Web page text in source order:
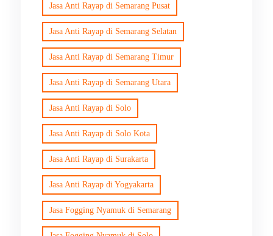
Jasa Anti Rayap di Semarang Pusat
Jasa Anti Rayap di Semarang Selatan
Jasa Anti Rayap di Semarang Timur
Jasa Anti Rayap di Semarang Utara
Jasa Anti Rayap di Solo
Jasa Anti Rayap di Solo Kota
Jasa Anti Rayap di Surakarta
Jasa Anti Rayap di Yogyakarta
Jasa Fogging Nyamuk di Semarang